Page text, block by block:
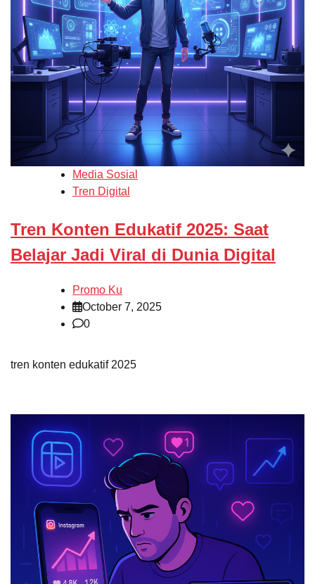
Media Sosial
Tren Digital
Tren Konten Edukatif 2025: Saat
Belajar Jadi Viral di Dunia Digital
Promo Ku
October 7, 2025
0
tren konten edukatif 2025